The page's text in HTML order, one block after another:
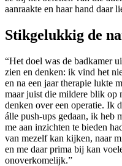
aanraakte en haar hand daar
Stikgelukkig de
“Het doel was de badkamer
zien en denken: ik vind het
en na een jaar therapie lukte
maar juist die mildere blik op
denken over een operatie. Ik
álle push-ups gedaan, ik heb
me aan inzichten te bieden
van mezelf kan kijken, naar
en me daar prima bij kan
onoverkomelijk.”